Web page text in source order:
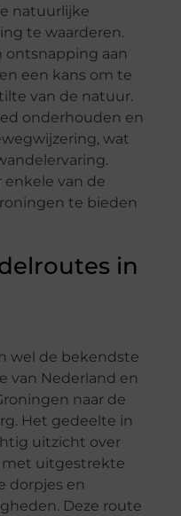
natuurlijke
te waarderen.
ontsnapping aan
een kans om te
van de natuur.
onderhouden en
wat
enkele van de
te bieden
in
wel de bekendste
van Nederland en
naar de
Het gedeelte in
uitzicht over
met uitgestrekte
dorpjes en
Deze route